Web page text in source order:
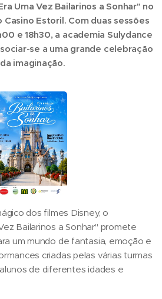
Uma Vez Bailarinos a Sonhar" no
Estoril. Com duas sessões
e 18h30, a academia Sulydance
se a uma grande celebração
imaginação.
dos filmes Disney, o
Bailarinos a Sonhar" promete
um mundo de fantasia, emoção e
criadas pelas várias turmas
de diferentes idades e